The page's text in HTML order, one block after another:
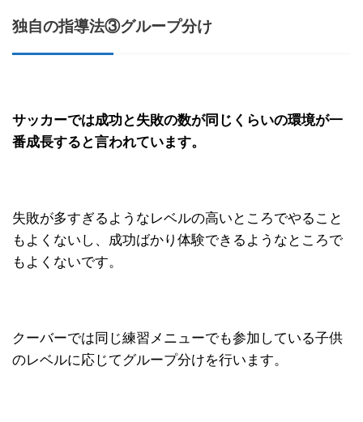
独自の指導法③グループ分け
サッカーでは成功と失敗の数が同じくらいの環境が一
番成長すると言われています。
失敗が多すぎるようなレベルの高いところでやること
もよくないし、成功ばかり体験できるようなところで
もよくないです。
クーバーでは同じ練習メニューでも参加している子供
のレベルに応じてグループ分けを行います。